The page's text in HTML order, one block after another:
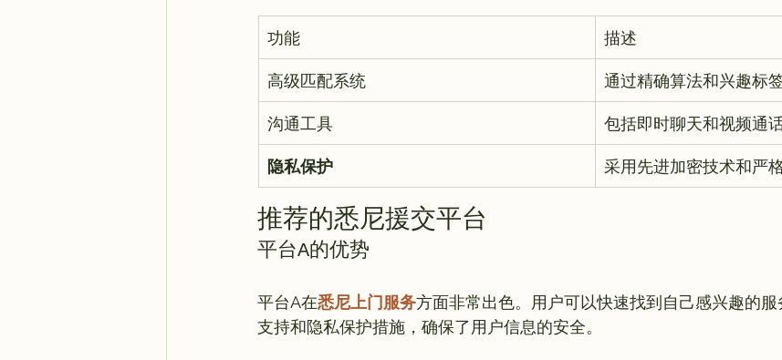
功能 描述
高级匹配系统 通过精确算法和兴趣标
沟通工具 包括即时聊天和视频通
隐私保护 采用先进加密技术和严
推荐的悉尼援交平台
平台A的优势
平台A在悉尼上门服务方面非常出色。用户可以快速找到自己感兴趣的
支持和隐私保护措施，确保了用户信息的安全。